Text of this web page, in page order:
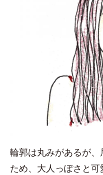
輪郭は丸みがあるが
ため、大人っぽさと